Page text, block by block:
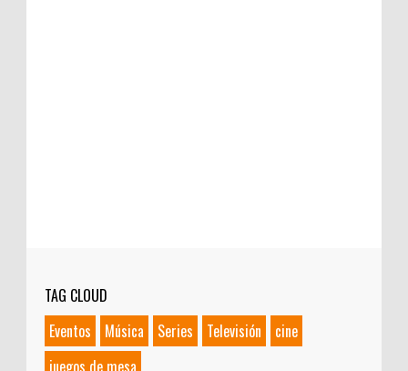
TAG CLOUD
Eventos
Música Series Televisión
cine
juegos de mesa